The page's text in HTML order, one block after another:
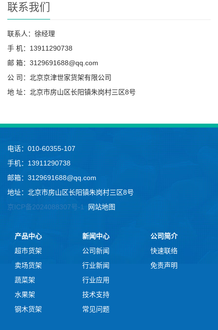
联系我们
联系人：徐经理
手 机：13911290738
邮 箱：3129691688@qq.com
公 司：北京京津世家货架有限公司
地 址：北京市房山区长阳镇朱岗村三区8号
电话：010-60355-107
手机：13911290738
邮箱：3129691688@qq.com
地址：北京市房山区长阳镇朱岗村三区8号
京ICP备2024088307号-1
网站地图
产品中心
超市货架
卖场货架
蔬菜架
水果架
钢木货架
新闻中心
公司新闻
行业新闻
行业应用
技术支持
常见问题
公司简介
快速联络
免责声明